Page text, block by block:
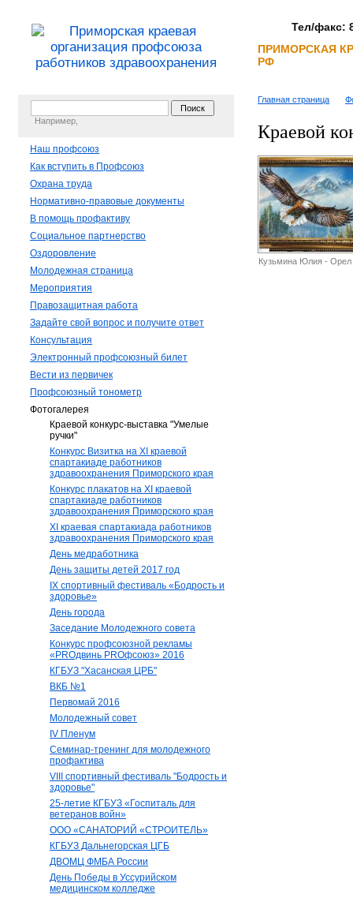
Тел/факс:
ПРИМОРСКАЯ
РФ
Например,
Наш профсоюз
Как вступить в Профсоюз
Охрана труда
Нормативно-правовые документы
В помощь профактиву
Социальное партнерство
Оздоровление
Молодежная страница
Мероприятия
Правозащитная работа
Задайте свой вопрос и получите ответ
Консультация
Электронный профсоюзный билет
Вести из первичек
Профсоюзный тонометр
Фотогалерея
Краевой конкурс-выставка "Умелые
ручки"
Конкурс Визитка на XI краевой
спартакиаде работников
здравоохранения Приморского края
Конкурс плакатов на XI краевой
спартакиаде работников
здравоохранения Приморского края
XI краевая спартакиада работников
здравоохранения Приморского края
День медработника
День защиты детей 2017 год
IX спортивный фестиваль «Бодрость и
здоровье»
День города
Заседание Молодежного совета
Конкурс профсоюзной рекламы
«PROдвинь РRОфсоюз» 2016
КГБУЗ "Хасанская ЦРБ"
ВКБ №1
Первомай 2016
Молодежный совет
IV Пленум
Семинар-тренинг для молодежного
профактива
VIII спортивный фестиваль "Бодрость и
здоровье"
25-летие КГБУЗ «Госпиталь для
ветеранов войн»
ООО «САНАТОРИЙ «СТРОИТЕЛЬ»
КГБУЗ Дальнегорская ЦГБ
ДВОМЦ ФМБА России
День Победы в Уссурийском
медицинском колледже
Главная страница
Краевой
Кузьмина Юлия - Орел